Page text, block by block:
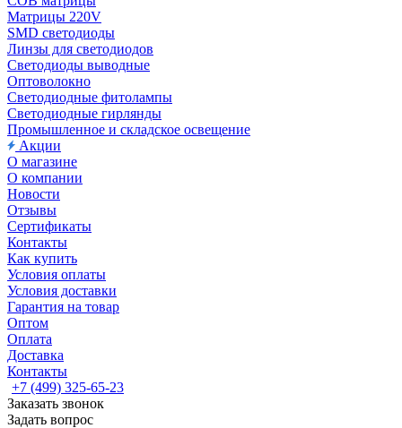
Матрицы 220V
SMD светодиоды
Линзы для светодиодов
Светодиоды выводные
Оптоволокно
Светодиодные фитолампы
Светодиодные гирлянды
Промышленное и складское освещение
Акции
О магазине
О компании
Новости
Отзывы
Сертификаты
Контакты
Как купить
Условия оплаты
Условия доставки
Гарантия на товар
Оптом
Оплата
Доставка
Контакты
+7 (499) 325-65-23
Заказать звонок
Задать вопрос